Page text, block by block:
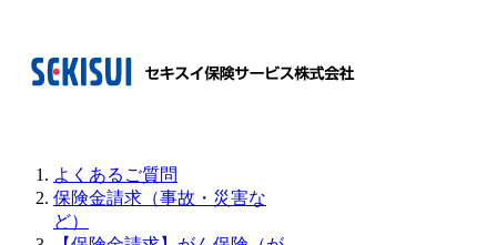
よくあるご質問
保険金請求（事故・災害な
ど）